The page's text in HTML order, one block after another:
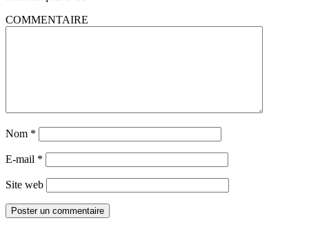
COMMENTAIRE
Nom *
E-mail *
Site web